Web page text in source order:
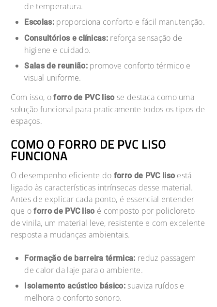
de temperatura.
Escolas:proporciona conforto e fácil manutenção.
Consultórios e clínicas: reforça sensação de
higiene e cuidado.
Salas de reunião:promove conforto térmico e
visual uniforme.
Com isso, oforro de PVC liso se destaca como uma
solução funcional para praticamente todos os tipos de
espaços.
COMO O FORRO DE PVC LISO
FUNCIONA
O desempenho eficiente do forro de PVC liso está
ligado às características intrínsecas desse material.
Antes de explicar cada ponto, é essencial entender
que oforro de PVC liso é composto por policloreto
de vinila, um material leve, resistente e com excelente
resposta a mudanças ambientais.
Formação de barreira térmica: reduz passagem
de calor da laje para o ambiente.
Isolamento acústico básico: suaviza ruídos e
melhora o conforto sonoro.